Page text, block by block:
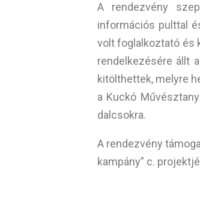
A rendezvény
információs pulttal
volt foglalkoztató és
rendelkezésére állt
kitölthettek, melyre
a Kuckó
dalcsokra.
A rendezvény
kampány” c.